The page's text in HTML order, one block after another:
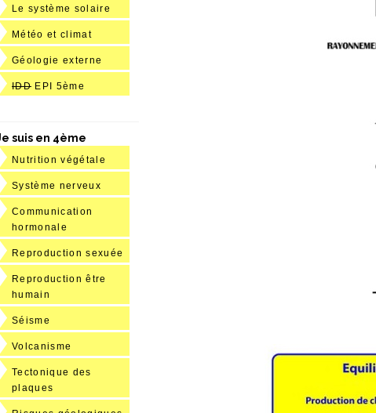
Le système solaire
Météo et climat
Géologie externe
IDD EPI 5ème
suis en 4ème
Nutrition végétale
Système nerveux
Communication
hormonale
Reproduction sexuée
Reproduction être
humain
Séisme
Volcanisme
Tectonique des
plaques